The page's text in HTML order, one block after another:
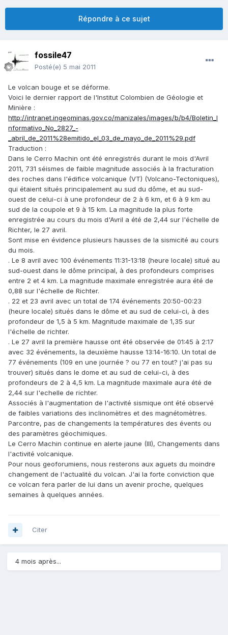
Répondre à ce sujet
fossile47
Posté(e) 5 mai 2011
Le volcan bouge et se déforme.
Voici le dernier rapport de l'Institut Colombien de Géologie et
Minière :
http://intranet.ingeominas.gov.co/manizales/images/b/b4/Boletin_I
nformativo_No_2827_-
_abril_de_2011%28emitido_el_03_de_mayo_de_2011%29.pdf
Traduction :
Dans le Cerro Machin ont été enregistrés durant le mois d'Avril
2011, 731 séismes de faible magnitude associés à la fracturation
des roches dans l'édifice volcanique (VT) (Volcano-Tectoniques),
qui étaient situés principalement au sud du dôme, et au sud-
ouest de celui-ci à une profondeur de 2 à 6 km, et 6 à 9 km au
sud de la coupole et 9 à 15 km. La magnitude la plus forte
enregistrée au cours du mois d'Avril a été de 2,44 sur l'échelle de
Richter, le 27 avril.
Sont mise en évidence plusieurs hausses de la sismicité au cours
du mois.
. Le 8 avril avec 100 événements 11:31-13:18 (heure locale) situé au
sud-ouest dans le dôme principal, à des profondeurs comprises
entre 2 et 4 km. La magnitude maximale enregistrée aura été de
0,88 sur l'échelle de Richter.
. 22 et 23 avril avec un total de 174 événements 20:50-00:23
(heure locale) situés dans le dôme et au sud de celui-ci, à des
profondeur de 1,5 à 5 km. Magnitude maximale de 1,35 sur
l'échelle de richter.
. Le 27 avril la première hausse ont été observée de 01:45 à 2:17
avec 32 événements, la deuxième hausse 13:14-16:10. Un total de
77 événements (109 en une journée ? ou 77 en tout? j'ai pas su
trouver) situés dans le dome et au sud de celui-ci, à des
profondeurs de 2 à 4,5 km. La magnitude maximale aura été de
2,44 sur l'echelle de richter.
Associés à l'augmentation de l'activité sismique ont été observé
de faibles variations des inclinomètres et des magnétomètres.
Parcontre, pas de changements la températures des évents ou
des paramètres géochimiques.
Le Cerro Machin continue en alerte jaune (III), Changements dans
l'activité volcanique.
Pour nous geoforumiens, nous resterons aux aguets du moindre
changement de l'actualité du volcan. J'ai la forte conviction que
ce volcan fera parler de lui dans un avenir proche, quelques
semaines à quelques années.
Citer
4 mois après...